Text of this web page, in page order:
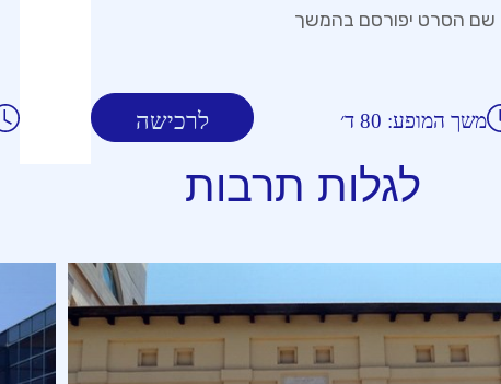
שם הסרט יפורסם בהמשך
לרכישה משך המופע: 80 ד׳
לגלות תרבות